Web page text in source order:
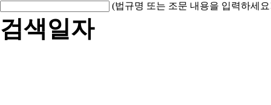
(법규명 또는 조문 내용을 입력하세
검색일자